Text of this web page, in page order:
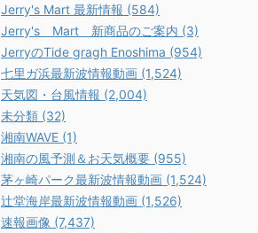
Jerry's Mart 最新情報 (584)
Jerry's Mart 新商品のご案内 (3)
JerryのTide gragh Enoshima (954)
七里ガ浜最新波情報動画 (1,524)
天気図・台風情報 (2,004)
未分類 (32)
湘南WAVE (1)
湘南の風予測＆お天気概要 (955)
茅ヶ崎パーク最新波情報動画 (1,524)
辻堂海岸最新波情報動画 (1,526)
速報画像 (7,437)